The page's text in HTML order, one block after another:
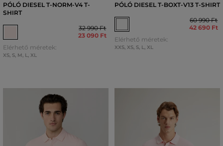
PÓLÓ DIESEL T-NORM-V4 T-
SHIRT
32 990 Ft
23 090 Ft
Elérhető méretek:
XS, S, M L XL
PÓLÓ DIESEL T-BOXT-V13 T-SHIRT
60 990 Ft
42 690 Ft
Elérhető méretek:
XXS, XS, S, L XL